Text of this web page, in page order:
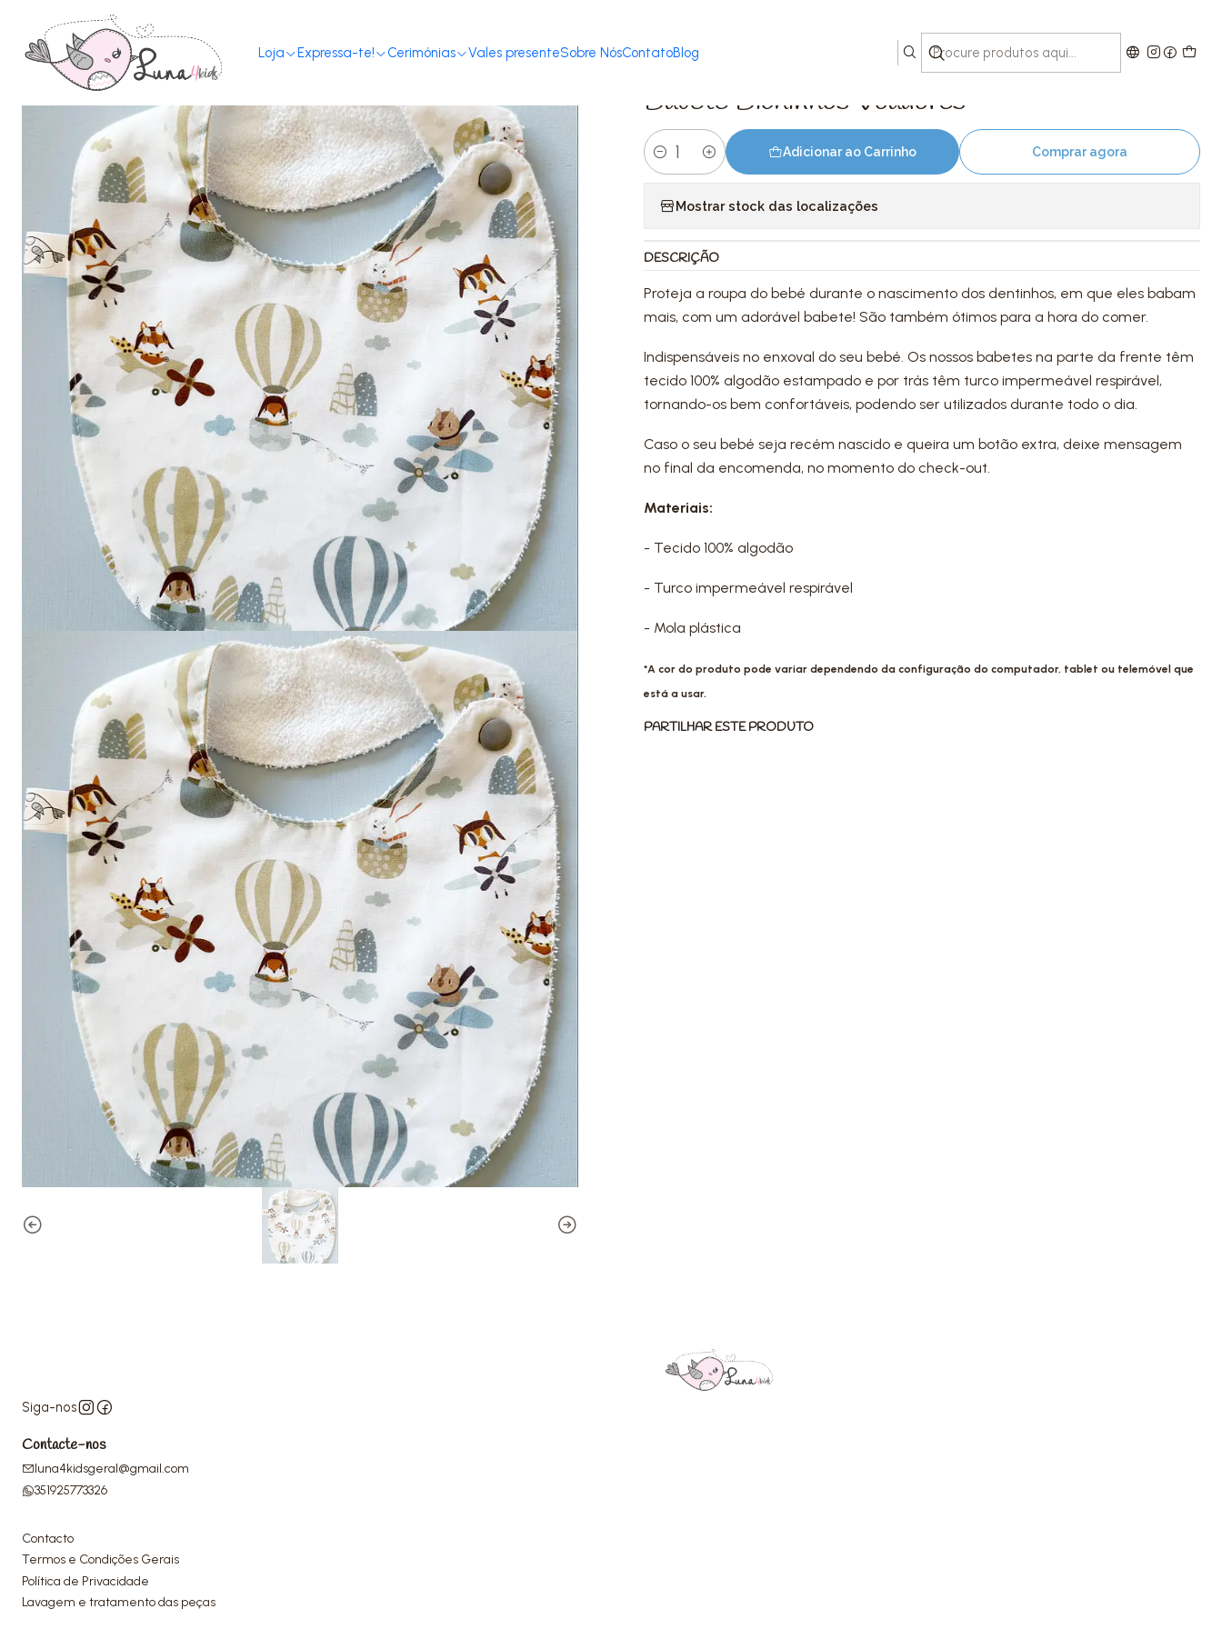
Loja Expressa-te! Cerimónias Vales presenteSobre NósContatoBlog
Babete Bichinhos Voadores
Quantidade
Adicionar ao Carrinho Comprar agora
Mostrar stock das localizações
DESCRIÇÃO
Proteja a roupa do bebé durante o nascimento dos dentinhos, em que eles babam
mais, com um adorável babete! São também ótimos para a hora do comer.
Indispensáveis no enxoval do seu bebé. Os nossos babetes na parte da frente têm
tecido 100% algodão estampado e por trás têm turco impermeável respirável,
tornando-os bem confortáveis, podendo ser utilizados durante todo o dia.
Caso o seu bebé seja recém nascido e queira um botão extra, deixe mensagem
no final da encomenda, no momento do check-out.
Materiais:
- Tecido 100% algodão
- Turco impermeável respirável
- Mola plástica
*A cor do produto pode variar dependendo da configuração do computador, tablet ou telemóvel que
está a usar.
PARTILHAR ESTE PRODUTO
Siga-nos
Contacte-nos
luna4kidsgeral@gmail.com
351925773326
Contacto
Termos e Condições Gerais
Política de Privacidade
Lavagem e tratamento das peças